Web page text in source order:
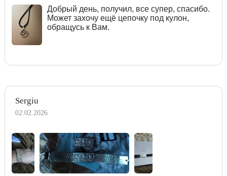
Добрый день, получил, все супер, спасибо.
Может захочу ещё цепочку под кулон,
обращусь к Вам.
Sergiu
02.02.2026